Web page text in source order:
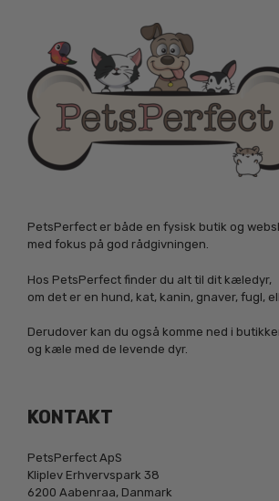
PetsPerfect er både en fysisk butik og
med fokus på god rådgivningen.
Hos PetsPerfect finder du alt til dit kæledyr,
om det er en hund, kat, kanin, gnaver, fugl,
Derudover kan du også komme ned i
og kæle med de levende dyr.
KONTAKT
PetsPerfect ApS
Kliplev Erhvervspark 38
6200 Aabenraa, Danmark